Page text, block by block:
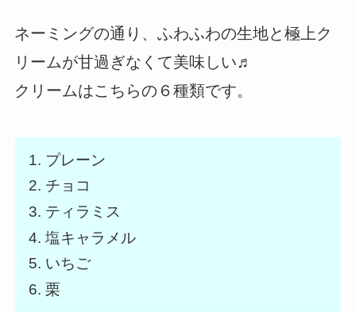
ネーミングの通り、ふわふわの生地と極上ク
リームが甘過ぎなくて美味しい♬
クリームはこちらの６種類です。
プレーン
チョコ
ティラミス
塩キャラメル
いちご
栗